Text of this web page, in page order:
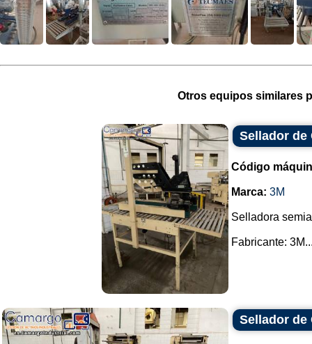
Otros equipos similares
Sellador de
Código
Marca: 3M
Selladora
Fabricante:
Sellador de